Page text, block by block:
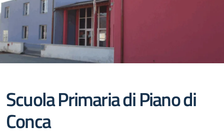
Scuola Primaria di Piano di
Conca